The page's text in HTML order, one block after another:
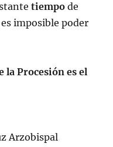
tiempo de
imposible poder
la Procesión es el
Arzobispal